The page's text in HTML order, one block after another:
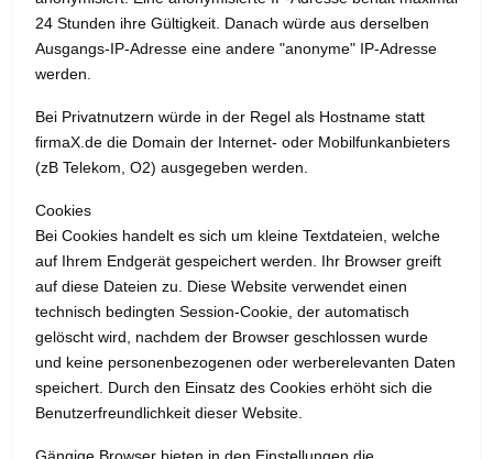
24 Stunden ihre Gültigkeit. Danach würde aus derselben
Ausgangs-IP-Adresse eine andere "anonyme" IP-Adresse
werden.
Bei Privatnutzern würde in der Regel als Hostname statt
firmaX.de die Domain der Internet- oder Mobilfunkanbieters
(zB Telekom, O2) ausgegeben werden.
Cookies
Bei Cookies handelt es sich um kleine Textdateien, welche
auf Ihrem Endgerät gespeichert werden. Ihr Browser greift
auf diese Dateien zu. Diese Website verwendet einen
technisch bedingten Session-Cookie, der automatisch
gelöscht wird, nachdem der Browser geschlossen wurde
und keine personenbezogenen oder werberelevanten Daten
speichert. Durch den Einsatz des Cookies erhöht sich die
Benutzerfreundlichkeit dieser Website.